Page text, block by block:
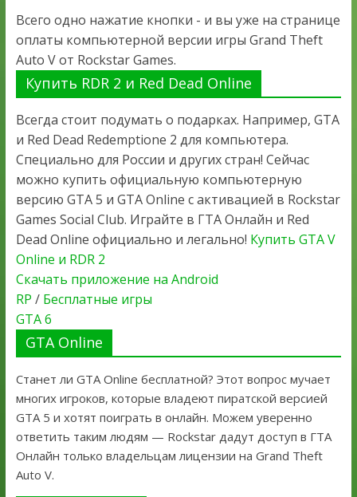
Всего одно нажатие кнопки - и вы уже на странице
оплаты компьютерной версии игры Grand Theft
Auto V от Rockstar Games.
Купить RDR 2 и Red Dead Online
Всегда стоит подумать о подарках. Например, GTA
и Red Dead Redemptione 2 для компьютера.
Специально для России и других стран! Сейчас
можно купить официальную компьютерную
версию GTA 5 и GTA Online с активацией в Rockstar
Games Social Club. Играйте в ГТА Онлайн и Red
Dead Online официально и легально! Купить GTA V
Online и RDR 2
Скачать приложение на Android
RP / Бесплатные игры
GTA 6
GTA Online
Станет ли GTA Online бесплатной? Этот вопрос мучает
многих игроков, которые владеют пиратской версией
GTA 5 и хотят поиграть в онлайн. Можем уверенно
ответить таким людям — Rockstar дадут доступ в ГТА
Онлайн только владельцам лицензии на Grand Theft
Auto V.